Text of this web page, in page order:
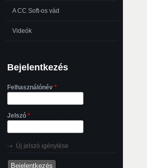
A CC Soft-os vád
Videók
Bejelentkezés
Felhasználónév *
Jelszó *
Új jelszó igénylése